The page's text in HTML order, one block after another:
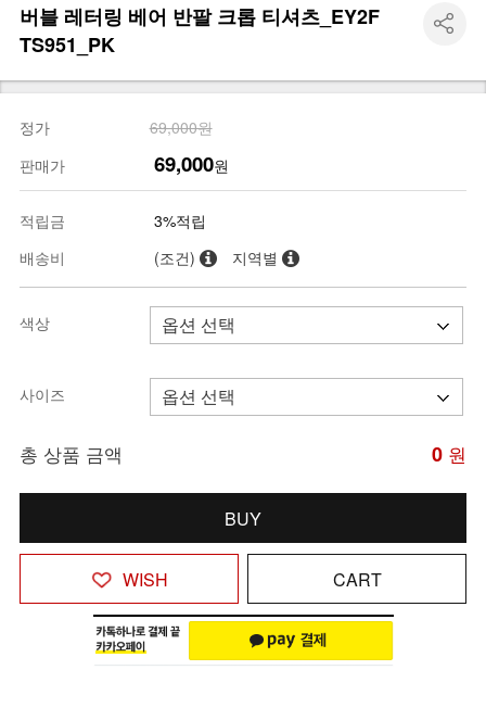
버블 레터링 베어 반팔 크롭 티셔츠_EY2F
TS951_PK
정가
69,000원
판매가
69,000원
적립금
3%적립
배송비
(조건) 지역별
색상
사이즈
총 상품 금액 0 원
BUY
WISH CART